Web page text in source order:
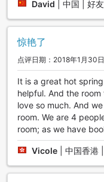
David 中国 | 好
惊艳了
点评日期：2018年1月30日
It is a great hot
helpful. And the
love so much. And
room. We are 4
room; as we have
Vicole 中国香港